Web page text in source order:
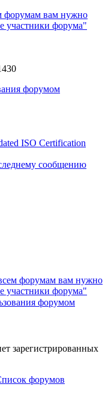
форумам вам нужно
участники форума"
форумом
ISO Certification
сообщению
форумам вам нужно
участники форума"
форумом
зарегистрированных
форумов